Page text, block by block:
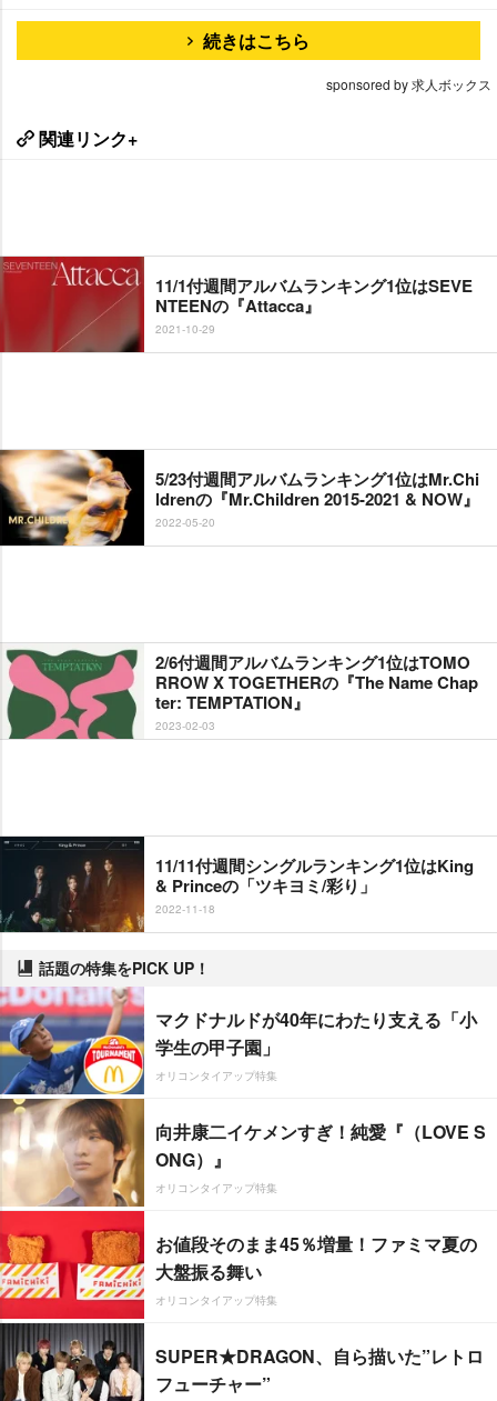
続きはこちら
sponsored by 求人ボックス
関連リンク+
11/1付週間アルバムランキング1位はSEVE
NTEENの『Attacca』
2021-10-29
5/23付週間アルバムランキング1位はMr.Chi
ldrenの『Mr.Children 2015-2021 & NOW』
2022-05-20
2/6付週間アルバムランキング1位はTOMO
RROW X TOGETHERの『The Name Chap
ter: TEMPTATION』
2023-02-03
11/11付週間シングルランキング1位はKing
& Princeの「ツキヨミ/彩り」
2022-11-18
話題の特集をPICK UP！
マクドナルドが40年にわたり支える「小
学生の甲子園」
オリコンタイアップ特集
向井康二イケメンすぎ！純愛『（LOVE S
ONG）』
オリコンタイアップ特集
お値段そのまま45％増量！ファミマ夏の
大盤振る舞い
オリコンタイアップ特集
SUPER★DRAGON、自ら描いた”レトロ
フューチャー”